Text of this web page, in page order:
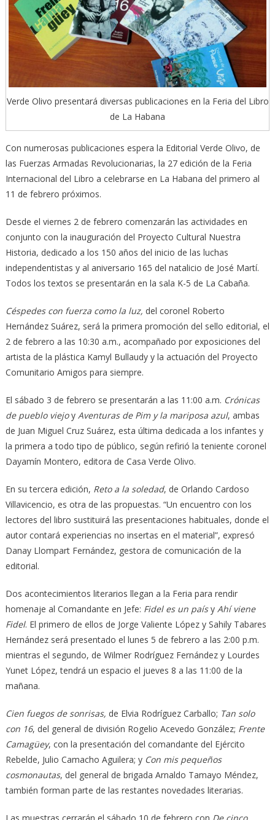
Verde Olivo presentará diversas publicaciones en la Feria del Libro
de La Habana
Con numerosas publicaciones espera la Editorial Verde Olivo, de
las Fuerzas Armadas Revolucionarias, la 27 edición de la Feria
Internacional del Libro a celebrarse en La Habana del primero al
11 de febrero próximos.
Desde el viernes 2 de febrero comenzarán las actividades en
conjunto con la inauguración del Proyecto Cultural Nuestra
Historia, dedicado a los 150 años del inicio de las luchas
independentistas y al aniversario 165 del natalicio de José Martí.
Todos los textos se presentarán en la sala K-5 de La Cabaña.
Céspedes con fuerza como la luz, del coronel Roberto
Hernández Suárez, será la primera promoción del sello editorial, el
2 de febrero a las 10:30 a.m., acompañado por exposiciones del
artista de la plástica Kamyl Bullaudy y la actuación del Proyecto
Comunitario Amigos para siempre.
El sábado 3 de febrero se presentarán a las 11:00 a.m. Crónicas
de pueblo viejoy Aventuras de Pim y la mariposa azul, ambas
de Juan Miguel Cruz Suárez, esta última dedicada a los infantes y
la primera a todo tipo de público, según refirió la teniente coronel
Dayamín Montero, editora de Casa Verde Olivo.
En su tercera edición, Reto a la soledad, de Orlando Cardoso
Villavicencio, es otra de las propuestas. “Un encuentro con los
lectores del libro sustituirá las presentaciones habituales, donde el
autor contará experiencias no insertas en el material”, expresó
Danay Llompart Fernández, gestora de comunicación de la
editorial.
Dos acontecimientos literarios llegan a la Feria para rendir
homenaje al Comandante en Jefe: Fidel es un paísy Ahí viene
Fidel. El primero de ellos de Jorge Valiente López y Sahily Tabares
Hernández será presentado el lunes 5 de febrero a las 2:00 p.m.
mientras el segundo, de Wilmer Rodríguez Fernández y Lourdes
Yunet López, tendrá un espacio el jueves 8 a las 11:00 de la
mañana.
Cien fuegos de sonrisas, de Elvia Rodríguez Carballo; Tan solo
con 16, del general de división Rogelio Acevedo González; Frente
Camagüey, con la presentación del comandante del Ejército
Rebelde, Julio Camacho Aguilera; y Con mis pequeños
cosmonautas, del general de brigada Arnaldo Tamayo Méndez,
también forman parte de las restantes novedades literarias.